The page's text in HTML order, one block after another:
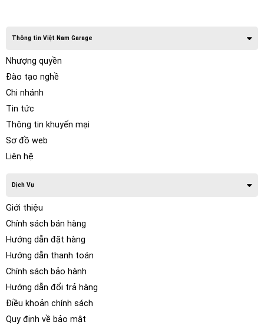
Thông tin Việt Nam Garage
Nhượng quyền
Đào tạo nghề
Chi nhánh
Tin tức
Thông tin khuyến mại
Sơ đồ web
Liên hệ
Dịch Vụ
Giới thiệu
Chính sách bán hàng
Hướng dẫn đặt hàng
Hướng dẫn thanh toán
Chính sách bảo hành
Hướng dẫn đổi trả hàng
Điều khoản chính sách
Quy định về bảo mật